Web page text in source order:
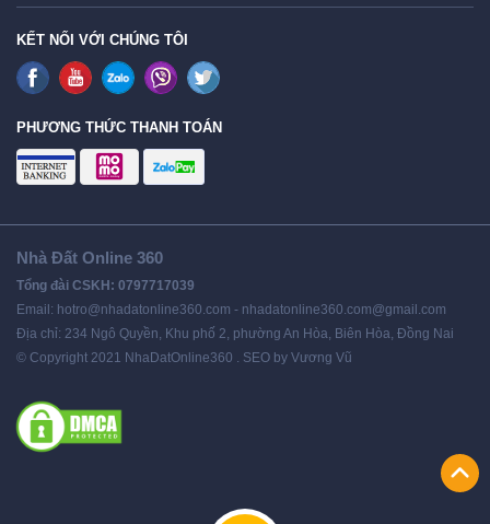
KẾT NỐI VỚI CHÚNG TÔI
PHƯƠNG THỨC THANH TOÁN
Nhà Đất Online 360
Tổng đài CSKH: 0797717039
Email: hotro@nhadatonline360.com - nhadatonline360.com@gmail.com
Địa chỉ: 234 Ngô Quyền, Khu phố 2, phường An Hòa, Biên Hòa, Đồng Nai
© Copyright 2021 NhaDatOnline360 . SEO by Vương Vũ